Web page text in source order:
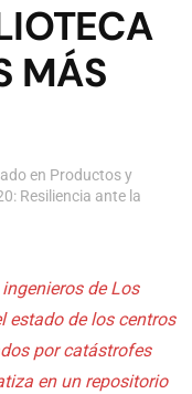
MÁS
en Productos y
Resiliencia ante la
de Los
estado de los centros
por catástrofes
en un repositorio